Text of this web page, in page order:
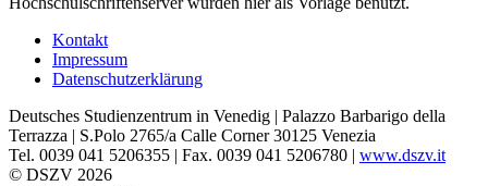
Kontakt
Impressum
Datenschutzerklärung
Deutsches Studienzentrum in Venedig | Palazzo Barbarigo della
Terrazza | S.Polo 2765/a Calle Corner 30125 Venezia
Tel. 0039 041 5206355 | Fax. 0039 041 5206780 | www.dszv.it
© DSZV 2026